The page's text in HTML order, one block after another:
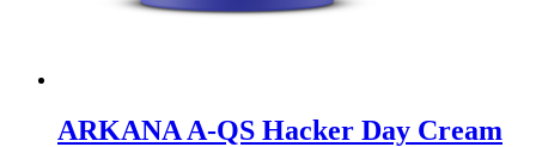
ARKANA A-QS Hacker Day Cream